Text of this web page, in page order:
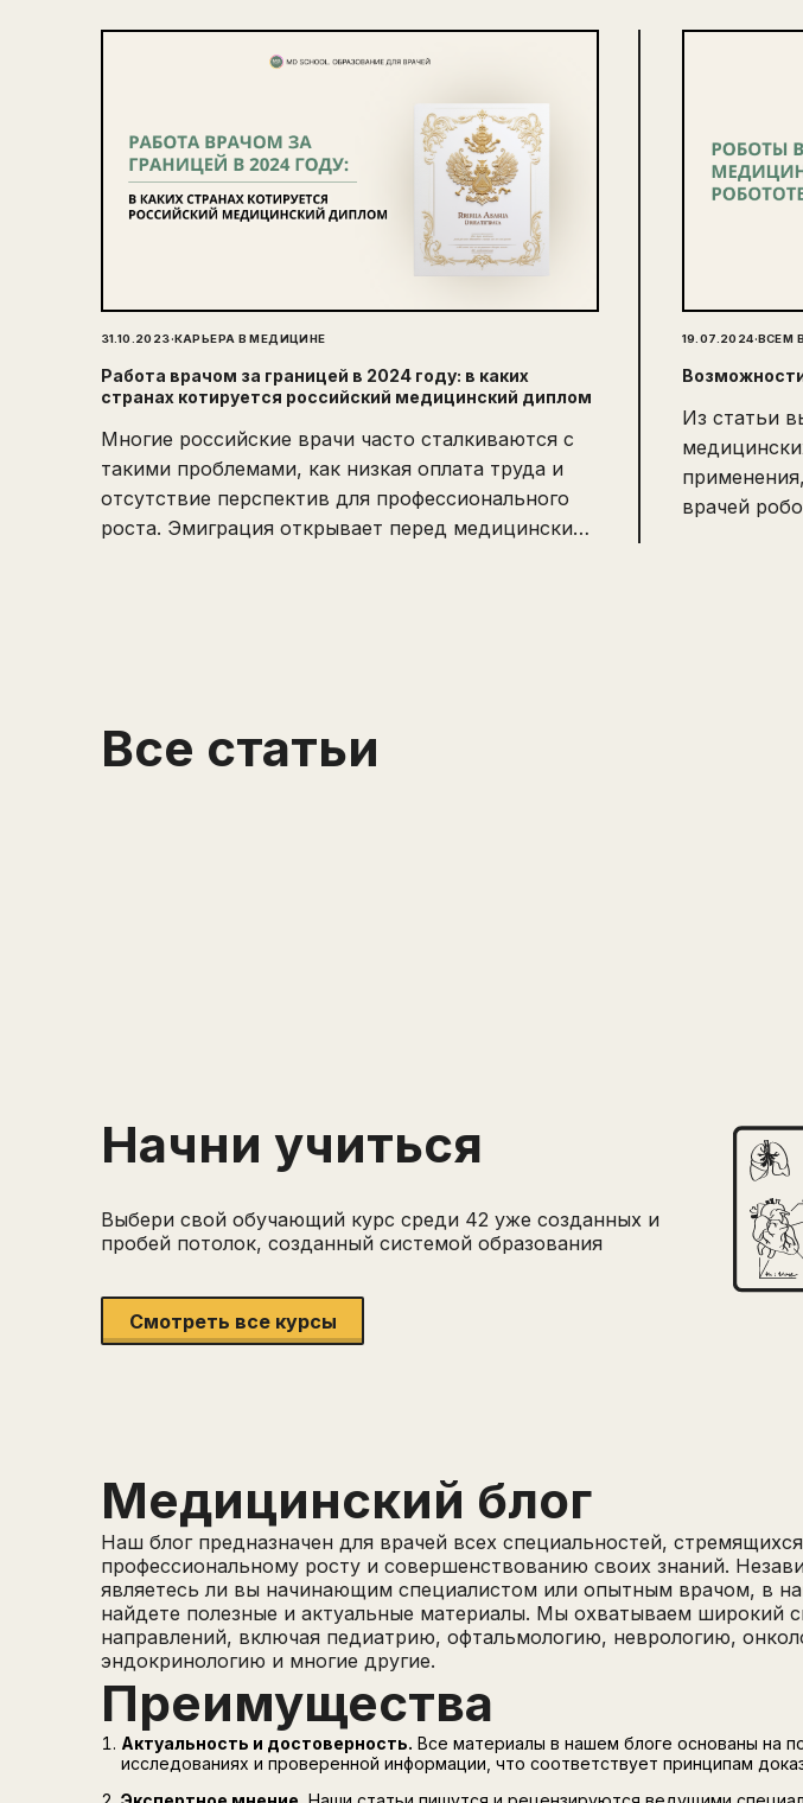
31.10.2023·КАРЬЕРА В МЕДИЦИНЕ
Работа врачом за границей в 2024 году: в каких
странах котируется российский медицинский диплом
Многие российские врачи часто сталкиваются с
такими проблемами, как низкая оплата труда и
отсутствие перспектив для профессионального
роста. Эмиграция открывает перед медицинскими
19.07.2024·ВСЕМ
Из статьи
врачей
Все статьи
Начни учиться
Выбери свой обучающий курс среди 42 уже созданных и
пробей потолок, созданный системой образования
Смотреть все курсы
Медицинский блог
Наш блог предназначен для врачей всех специальностей,
профессиональному росту и совершенствованию своих знаний.
являетесь ли вы начинающим специалистом или опытным врачом, в
найдете полезные и актуальные материалы. Мы охватываем широкий
направлений, включая педиатрию, офтальмологию, неврологию,
эндокринологию и многие другие.
Преимущества
Актуальность и достоверность. Все материалы в нашем блоге основаны на
исследованиях и проверенной информации, что соответствует принципам